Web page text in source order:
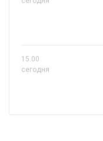
15.00
сегодня